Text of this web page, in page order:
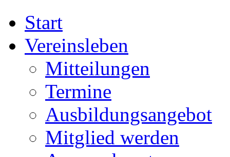
Start
Vereinsleben
Mitteilungen
Termine
Ausbildungsangebot
Mitglied werden